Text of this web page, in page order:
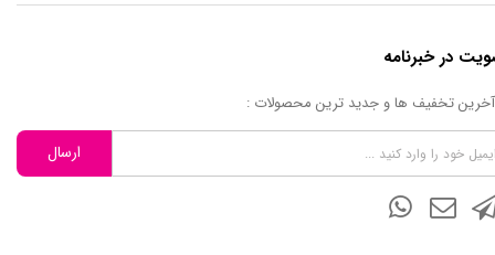
در خبرنامه
آخرین تخفیف ها و جدید ترین محصولات :
ارسال